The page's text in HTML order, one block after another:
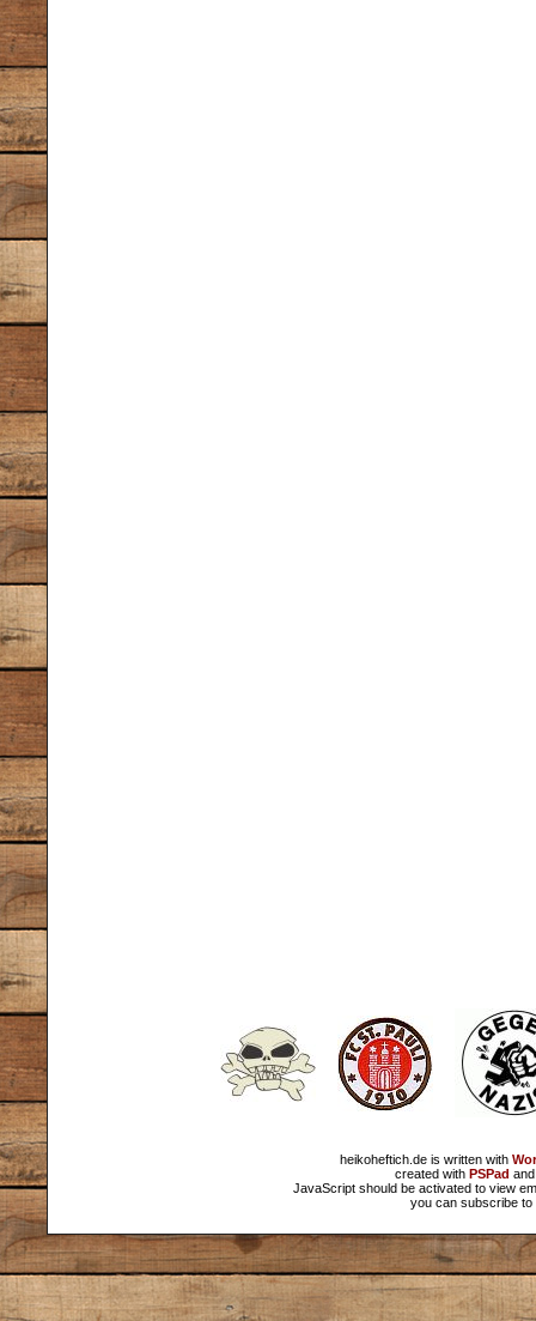
heikoheftich.de is written with
created with PSPad
JavaScript should be activated to view
you can subscribe